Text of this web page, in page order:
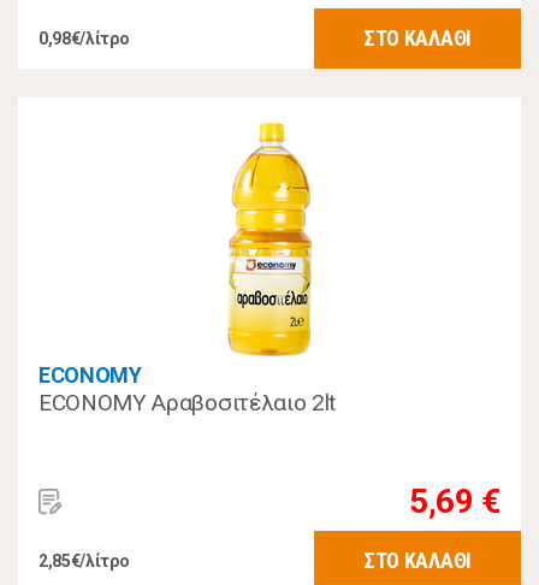
0,98€/λίτρο ΣΤΟ ΚΑΛΑΘΙ
ECONOMY
ECONOMY Αραβοσιτέλαιο 2lt
5,69 €
2,85€/λίτρο ΣΤΟ ΚΑΛΑΘΙ